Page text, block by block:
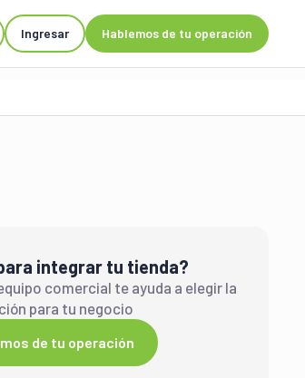
Ingresar Hablemos de tu operación
integrar tu tienda?
comercial te ayuda a elegir la
para tu negocio
de tu operación